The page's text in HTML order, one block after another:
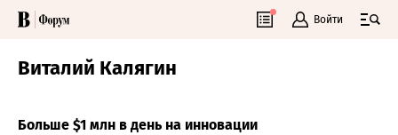
Войти
Виталий Калягин
Больше $1 млн в день на инновации